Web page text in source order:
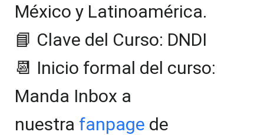
México y Latinoamérica.
📘 Clave del Curso: DNDI
📆 Inicio formal del curso:
Manda Inbox a
nuestra fanpage de